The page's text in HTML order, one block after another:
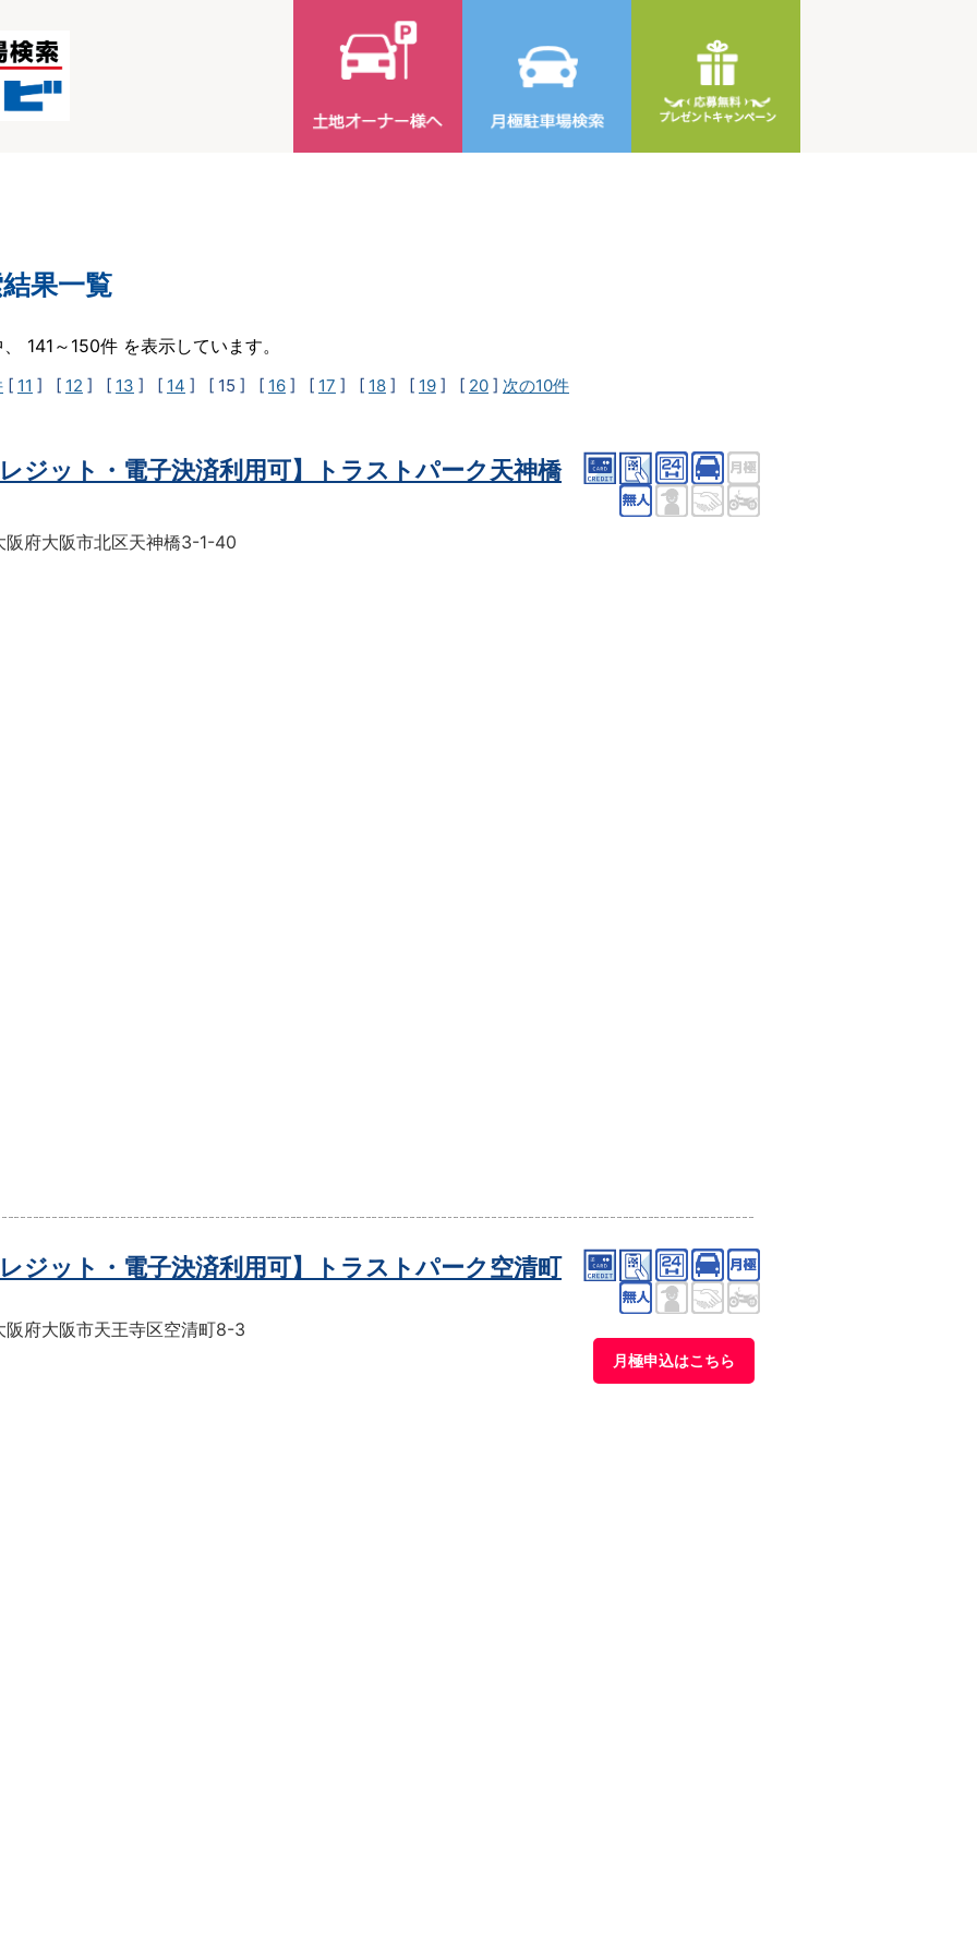
果一覧
141～150件 を表示しています。
[ 11 ] [ 12 ] [ 13 ] [ 14 ] [ 15 ] [ 16 ] [ 17 ] [ 18 ] [ 19 ] [ 20 ] 次の10件
レジット・電子決済利用可】トラストパーク天神橋
阪府大阪市北区天神橋3-1-40
レジット・電子決済利用可】トラストパーク空清町
阪府大阪市天王寺区空清町8-3
月極申込はこちら